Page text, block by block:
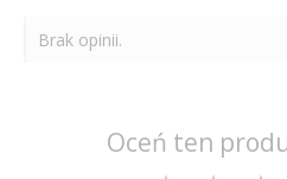
Brak opinii.
Oceń ten